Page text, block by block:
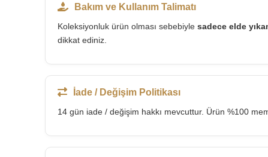
Bakım ve Kullanım Talimatı
Koleksiyonluk ürün olması sebebiyle sadece elde
dikkat ediniz.
İade / Değişim Politikası
14 gün iade / değişim hakkı mevcuttur. Ürün %100